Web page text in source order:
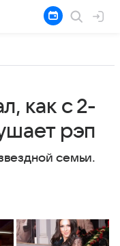
как с 2-
рэп
семьи.